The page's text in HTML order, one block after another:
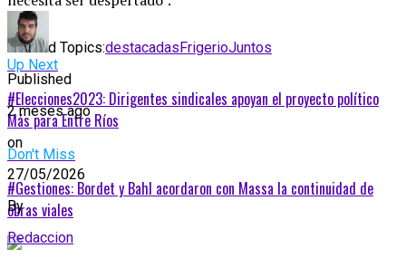
Related Topics:destacadasFrigerioJuntos
Up Next
#Elecciones2023: Dirigentes sindicales apoyan el proyecto político
Más para Entre Ríos
Don't Miss
#Gestiones: Bordet y Bahl acordaron con Massa la continuidad de
obras viales
Published
2 meses ago
on
27/05/2026
By
Redaccion